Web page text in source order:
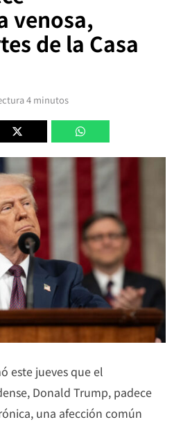
venosa,
de la Casa
4 minutos
este jueves que el
Donald Trump, padece
una afección común